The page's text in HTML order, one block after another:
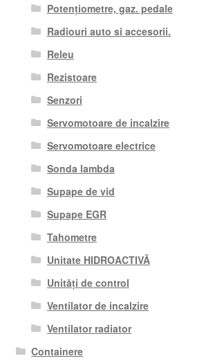
Potențiometre, gaz. pedale
Radiouri auto si accesorii.
Releu
Rezistoare
Senzori
Servomotoare de incalzire
Servomotoare electrice
Sonda lambda
Supape de vid
Supape EGR
Tahometre
Unitate HIDROACTIVĂ
Unități de control
Ventilator de incalzire
Ventilator radiator
Containere